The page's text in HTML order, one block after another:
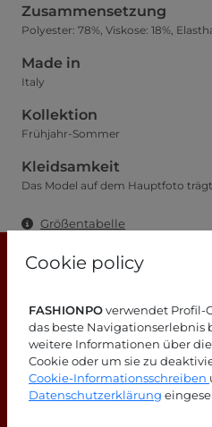
Cookie policy
FASHIONPOverwendet Profil-
das beste Navigationserlebnis
weitere Informationen über
Cookie oder um sie zu
Cookie-Informationsschreiben
Datenschutzerklärung
Zusammensetzung
Polyester: 78%, Viskose: 18%,
Made in
Italy
Kollektion
Frühjahr-Sommer
Kleidsamkeit
Das Model auf dem Hauptfoto
Größentabelle
Suchen Sie
Schauen Sie sich